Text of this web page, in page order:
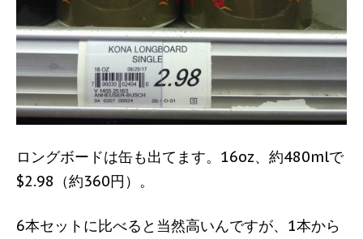
ロングボードは缶も出てます。16oz、約480mlで
$2.98（約360円）。
6本セットに比べると当然高いんですが、1本から